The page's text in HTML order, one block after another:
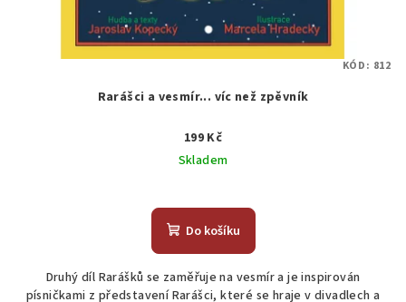
Rarášci a vesmír... víc než zpěvník
199 Kč
Skladem
Do košíku
Druhý díl Rarášků se zaměřuje na vesmír a je inspirován
písničkami z představení Rarášci, které se hraje v divadlech a
KÓD: 812